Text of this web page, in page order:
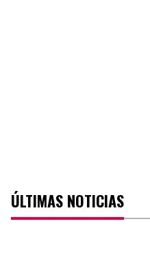
ÚLTIMAS NOTICIAS